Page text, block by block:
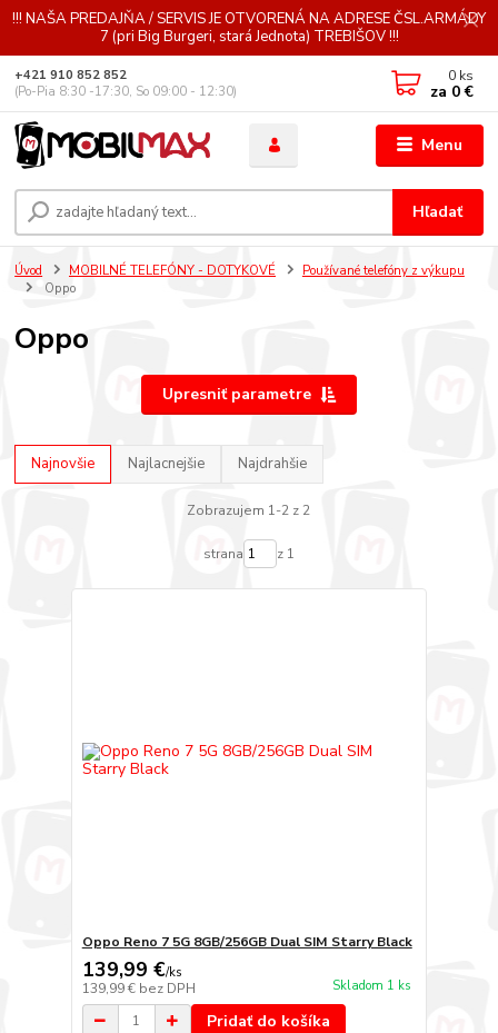
!!! NAŠA PREDAJŇA / SERVIS JE OTVORENÁ NA ADRESE ČSL.ARMÁDY
7 (pri Big Burgeri, stará Jednota) TREBIŠOV !!!
Menu
Hľadať
+421 910 852 852
(Po-Pia 8:30 -17:30, So 09:00 - 12:30)
0 ks
za 0 €
Úvod MOBILNÉ TELEFÓNY - DOTYKOVÉ
Používané telefóny z výkupu
Oppo
Oppo
Upresniť parametre
Najnovšie Najlacnejšie Najdrahšie
Zobrazujem 1-2 z 2
strana z 1
Oppo Reno 7 5G 8GB/256GB Dual SIM Starry Black
139,99 €/ks
139,99 € bez DPH Skladom 1 ks
Pridať do košíka